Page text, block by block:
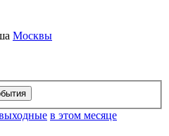
Москвы
в этом месяце